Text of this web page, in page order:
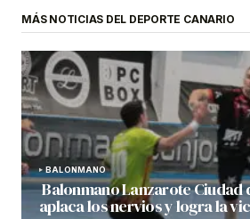
MÁS NOTICIAS DEL DEPORTE CANARIO
BALONMANO
Balonmano Lanzarote Ciudad
aplaca los nervios y logra la